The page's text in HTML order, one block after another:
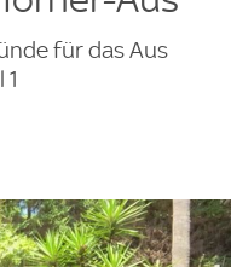
für das Aus